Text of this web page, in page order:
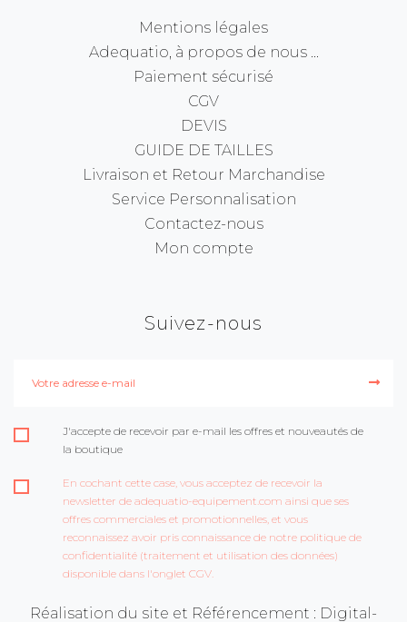
Mentions légales
Adequatio, à propos de nous ...
Paiement sécurisé
CGV
DEVIS
GUIDE DE TAILLES
Livraison et Retour Marchandise
Service Personnalisation
Contactez-nous
Mon compte
Suivez-nous
J'accepte de recevoir par e-mail les offres et nouveautés de
la boutique
En cochant cette case, vous acceptez de recevoir la
newsletter de adequatio-equipement.com ainsi que ses
offres commerciales et promotionnelles, et vous
reconnaissez avoir pris connaissance de notre politique de
confidentialité (traitement et utilisation des données)
disponible dans l'onglet CGV.
Réalisation du site et Référencement : Digital-